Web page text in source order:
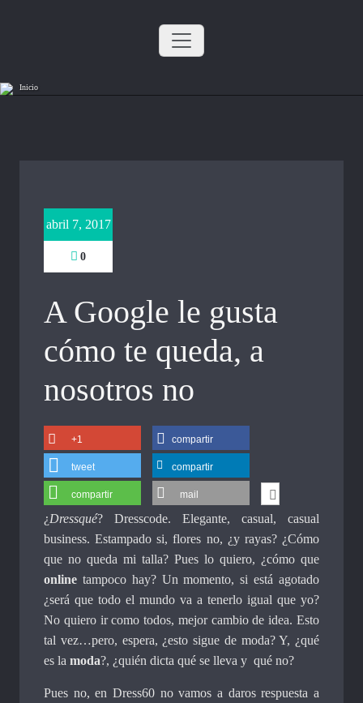
Inicio
abril 7, 2017
0
A Google le gusta
cómo te queda, a
nosotros no
+1 compartir
tweet compartir
compartir mail
¿Dressqué? Dresscode. Elegante, casual, casual
business. Estampado si, flores no, ¿y rayas? ¿Cómo
que no queda mi talla? Pues lo quiero, ¿cómo que
online tampoco hay? Un momento, si está agotado
¿será que todo el mundo va a tenerlo igual que yo?
No quiero ir como todos, mejor cambio de idea. Esto
tal vez…pero, espera, ¿esto sigue de moda? Y, ¿qué
es la moda?, ¿quién dicta qué se lleva y qué no?
Pues no, en Dress60 no vamos a daros respuesta a